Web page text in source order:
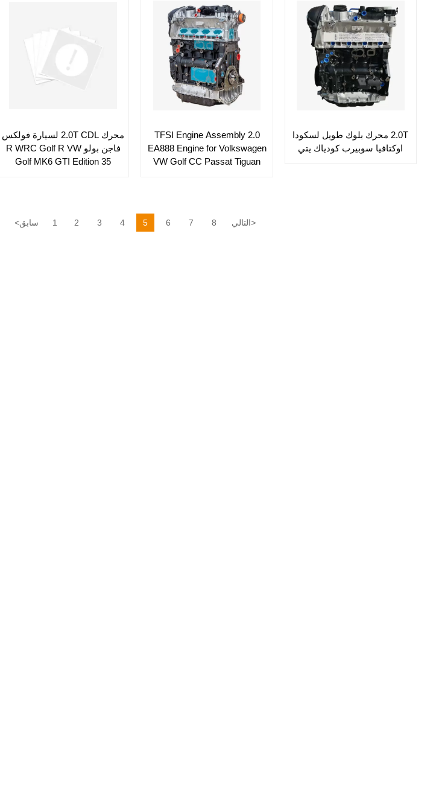
محرك 2.0T CDL لسيارة فولكس
فاجن بولو R WRC Golf R VW
Golf MK6 GTI Edition 35
2.0 TFSI Engine Assembly
EA888 Engine for Volkswagen
VW Golf CC Passat Tiguan
2.0T محرك بلوك طويل لسكودا
اوكتافيا سوبيرب كودياك يتي
<سابق 1 2 3 4 5 6 7 8 التالي>